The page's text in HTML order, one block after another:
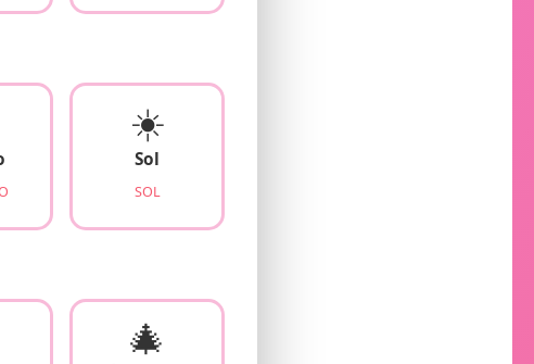
☀️
Sol
SOL
🎄